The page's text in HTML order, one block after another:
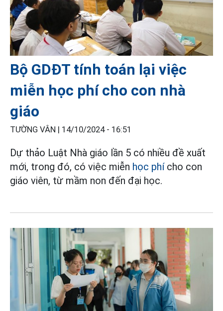
Bộ GDĐT tính toán lại việc
miễn học phí cho con nhà
giáo
TƯỜNG VÂN | 14/10/2024 - 16:51
Dự thảo Luật Nhà giáo lần 5 có nhiều đề xuất
mới, trong đó, có việc miễn học phícho con
giáo viên, từ mầm non đến đại học.